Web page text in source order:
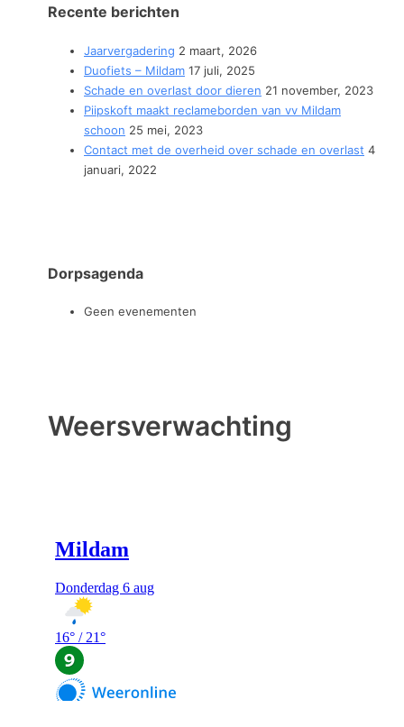
Recente berichten
Jaarvergadering 2 maart, 2026
Duofiets – Mildam 17 juli, 2025
Schade en overlast door dieren 21 november, 2023
Piipskoft maakt reclameborden van vv Mildam
schoon 25 mei, 2023
Contact met de overheid over schade en overlast 4
januari, 2022
Dorpsagenda
Geen evenementen
Weersverwachting